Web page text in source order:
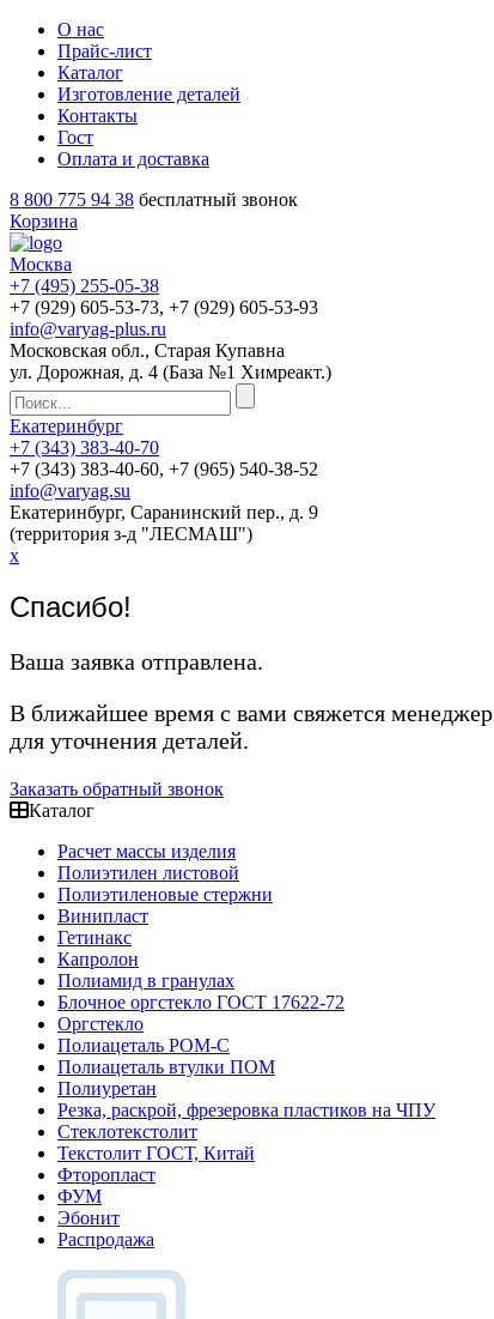
О нас
Прайс-лист
Каталог
Изготовление деталей
Контакты
Гост
Оплата и доставка
8 800 775 94 38 бесплатный звонок
Корзина
Москва
+7 (495) 255-05-38
+7 (929) 605-53-73, +7 (929) 605-53-93
info@varyag-plus.ru
Московская обл., Старая Купавна
ул. Дорожная, д. 4 (База №1 Химреакт.)
Екатеринбург
+7 (343) 383-40-70
+7 (343) 383-40-60, +7 (965) 540-38-52
info@varyag.su
Екатеринбург, Саранинский пер., д. 9
(территория з-д "ЛЕСМАШ")
x
Спасибо!
Ваша заявка отправлена.
В ближайшее время с вами свяжется менеджер
для уточнения деталей.
Заказать обратный звонок
Каталог
Расчет массы изделия
Полиэтилен листовой
Полиэтиленовые стержни
Винипласт
Гетинакс
Капролон
Полиамид в гранулах
Блочное оргстекло ГОСТ 17622-72
Оргстекло
Полиацеталь POM-C
Полиацеталь втулки ПОМ
Полиуретан
Резка, раскрой, фрезеровка пластиков на ЧПУ
Стеклотекстолит
Текстолит ГОСТ, Китай
Фторопласт
ФУМ
Эбонит
Распродажа